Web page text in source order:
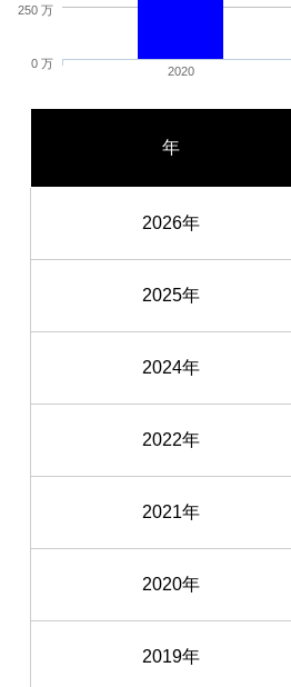
2020
0 万
250 万
年
2026年
2025年
2024年
2022年
2021年
2020年
2019年